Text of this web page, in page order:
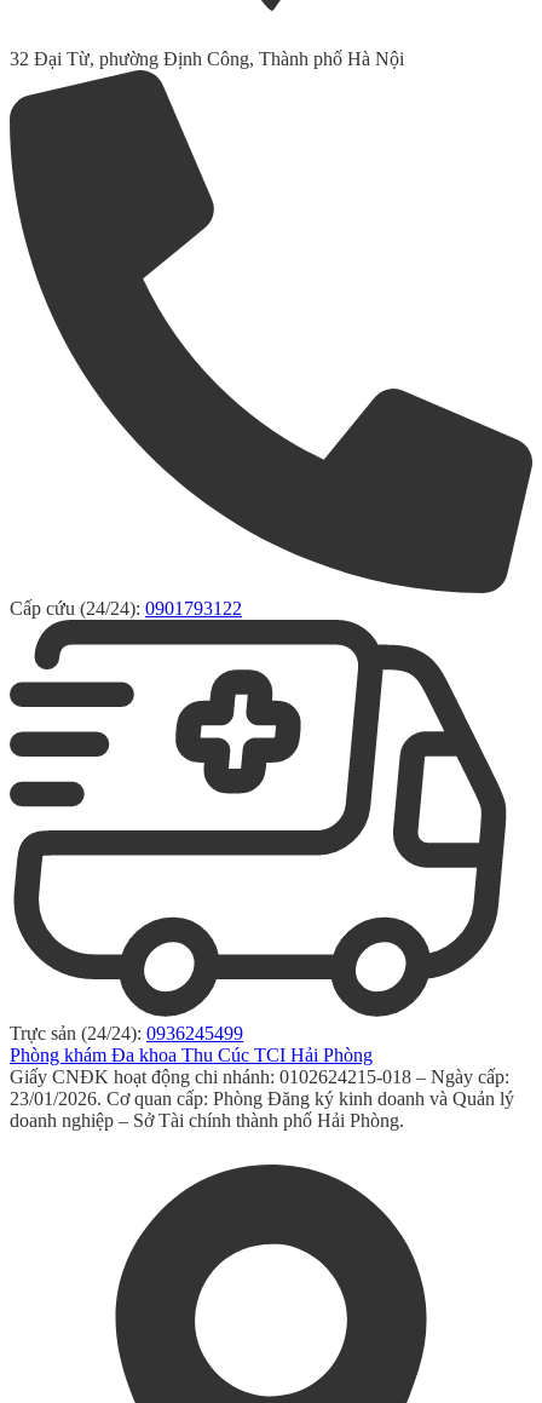
32 Đại Từ, phường Định Công, Thành phố Hà Nội
Cấp cứu (24/24): 0901793122
Trực sản (24/24): 0936245499
Phòng khám Đa khoa Thu Cúc TCI Hải Phòng
Giấy CNĐK hoạt động chi nhánh: 0102624215-018 – Ngày cấp:
23/01/2026. Cơ quan cấp: Phòng Đăng ký kinh doanh và Quản lý
doanh nghiệp – Sở Tài chính thành phố Hải Phòng.